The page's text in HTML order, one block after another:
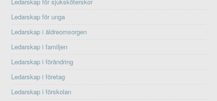
Ledarskap för unga
Ledarskap i äldreomsorgen
Ledarskap i familjen
Ledarskap i förändring
Ledarskap i företag
Ledarskap i förskolan